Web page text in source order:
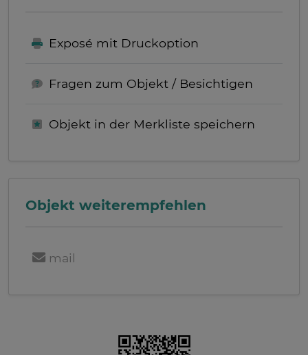
Exposé mit Druckoption
Fragen zum Objekt / Besichtigen
Objekt in der Merkliste speichern
Objekt weiterempfehlen
mail